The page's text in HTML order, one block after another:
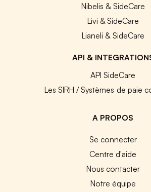
Nibelis & SideCare
Livi & SideCare
Lianeli & SideCare
API &
API SideCare
Les SIRH / Systèmes de paie
A PROPOS
Se connecter
Centre d'aide
Nous contacter
Notre équipe